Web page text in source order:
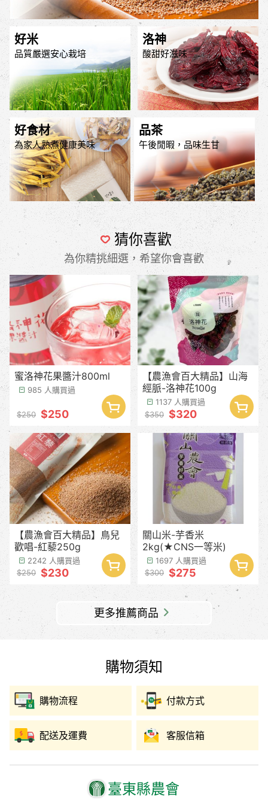
好米
品質嚴選安心栽培
洛神
酸甜好滋味
好食材
為家人熟煮健康美味
品茶
午後閒暇，品味生甘
猜你喜歡
為你精挑細選，希望你會喜歡
蜜洛神花果醬汁800ml
985 人購買過
$250 $250
【農漁會百大精品】山海
經脈-洛神花100g
1137 人購買過
$350 $320
【農漁會百大精品】鳥兒
歡唱-紅藜250g
2242 人購買過
$250 $230
關山米-芋香米
2kg(★CNS一等米)
1697 人購買過
$300 $275
更多推薦商品
臺東縣農會
購物須知
購物流程 付款方式
配送及運費 客服信箱